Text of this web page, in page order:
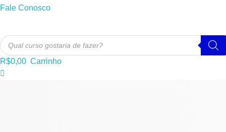
Fale Conosco
Pesquisar
produtos
R$0,00 Carrinho